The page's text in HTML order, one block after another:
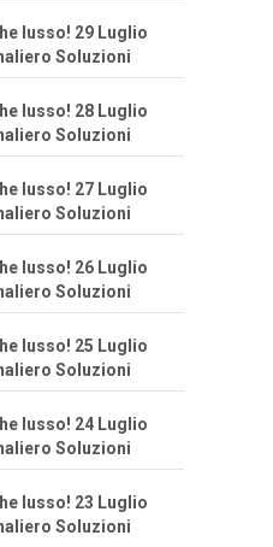
lusso! 29 Luglio
Soluzioni
lusso! 28 Luglio
Soluzioni
lusso! 27 Luglio
Soluzioni
lusso! 26 Luglio
Soluzioni
lusso! 25 Luglio
Soluzioni
lusso! 24 Luglio
Soluzioni
lusso! 23 Luglio
Soluzioni